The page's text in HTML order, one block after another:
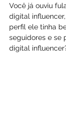
Você já ouviu
digital
perfil ele tinha
seguidores e se
digital